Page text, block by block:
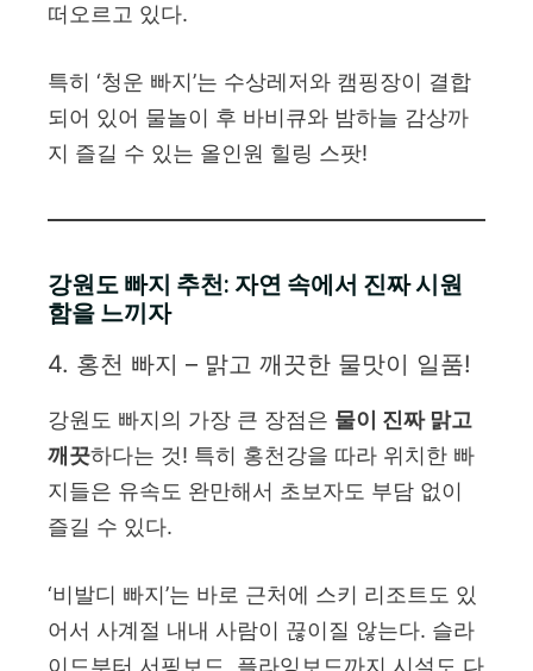
떠오르고 있다.
특히 ‘청운 빠지’는 수상레저와 캠핑장이 결합
되어 있어 물놀이 후 바비큐와 밤하늘 감상까
지 즐길 수 있는 올인원 힐링 스팟!
강원도 빠지 추천: 자연 속에서 진짜 시원
함을 느끼자
4. 홍천 빠지 – 맑고 깨끗한 물맛이 일품!
강원도 빠지의 가장 큰 장점은 물이 진짜 맑고
깨끗하다는 것! 특히 홍천강을 따라 위치한 빠
지들은 유속도 완만해서 초보자도 부담 없이
즐길 수 있다.
‘비발디 빠지’는 바로 근처에 스키 리조트도 있
어서 사계절 내내 사람이 끊이질 않는다. 슬라
이드부터 서핑보드, 플라잉보드까지 시설도 다